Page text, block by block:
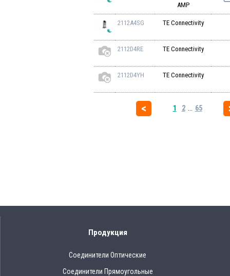
AMP
2112A4SG TE Connectivity
2112D4RE TE Connectivity
2112D4YH TE Connectivity
1 2 65
Продукция
Соединители Оптические
Соединители Прямоугольные